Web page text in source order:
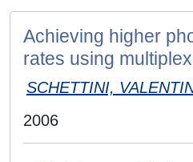
Achieving higher
rates using
SCHETTINI,
2006